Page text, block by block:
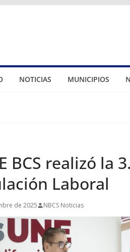
NOTICIAS MUNICIPIOS
BCS realizó la
Laboral
de 2025 NBCS Noticias